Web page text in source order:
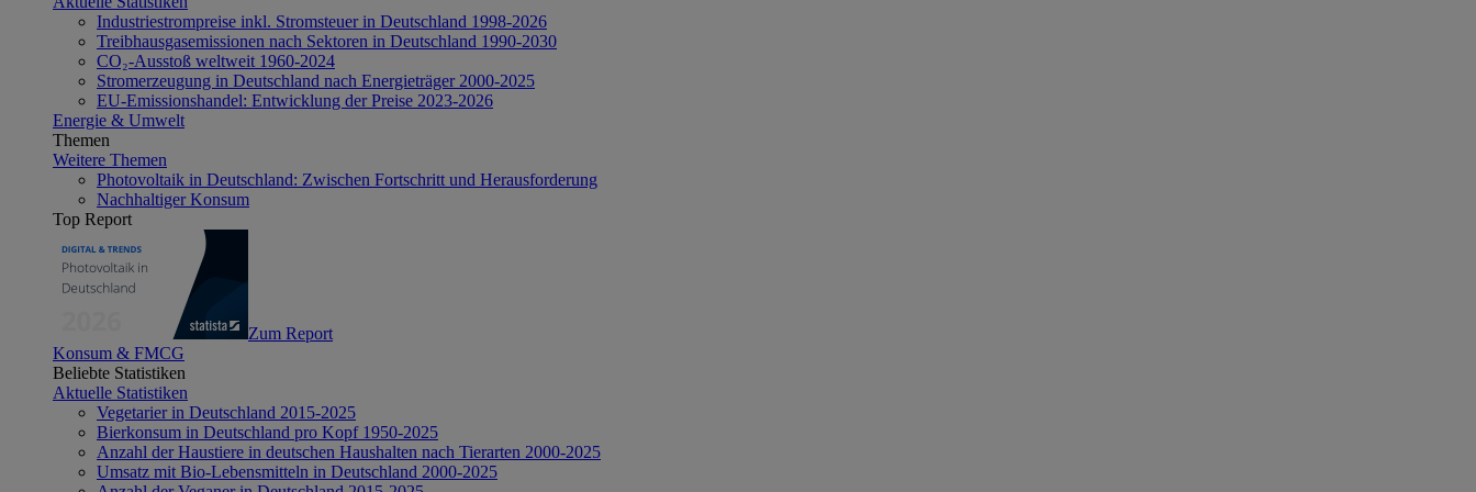
Industriestrompreise inkl. Stromsteuer in Deutschland 1998-2026
Treibhausgasemissionen nach Sektoren in Deutschland 1990-2030
CO₂-Ausstoß weltweit 1960-2024
Stromerzeugung in Deutschland nach Energieträger 2000-2025
EU-Emissionshandel: Entwicklung der Preise 2023-2026
Energie & Umwelt
Themen
Weitere Themen
Photovoltaik in Deutschland: Zwischen Fortschritt und Herausforderung
Nachhaltiger Konsum
Top Report
Zum Report
Konsum & FMCG
Beliebte Statistiken
Aktuelle Statistiken
Vegetarier in Deutschland 2015-2025
Bierkonsum in Deutschland pro Kopf 1950-2025
Anzahl der Haustiere in deutschen Haushalten nach Tierarten 2000-2025
Umsatz mit Bio-Lebensmitteln in Deutschland 2000-2025